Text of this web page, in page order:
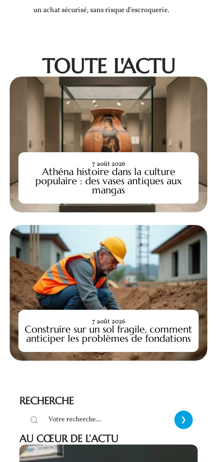
un achat sécurisé, sans risque d’escroquerie.
TOUTE L'ACTU
Athéna histoire dans la culture
populaire : des vases antiques aux
mangas
7 août 2026
Construire sur un sol fragile, comment
anticiper les problèmes de fondations
7 août 2026
RECHERCHE
AU CŒUR DE L’ACTU